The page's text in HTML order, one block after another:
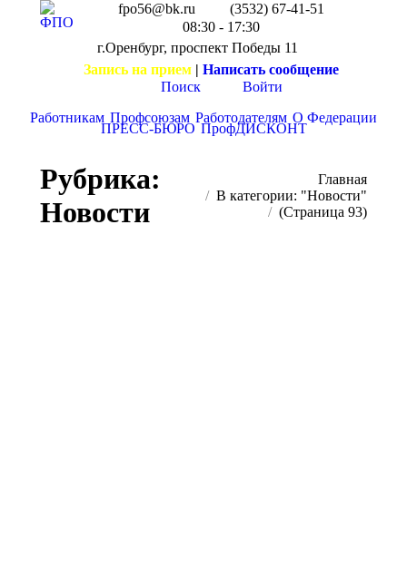
fpo56@bk.ru
(3532) 67-41-51
08:30 - 17:30
г.Оренбург, проспект Победы 11
Запись на прием | Написать сообщение
Поиск
Войти
Работникам Профсоюзам Работодателям О Федерации
ПРЕСС-БЮРО ПрофДИСКОНТ
Рубрика:
Новости
Главная
В категории: "Новости"
(Страница 93)